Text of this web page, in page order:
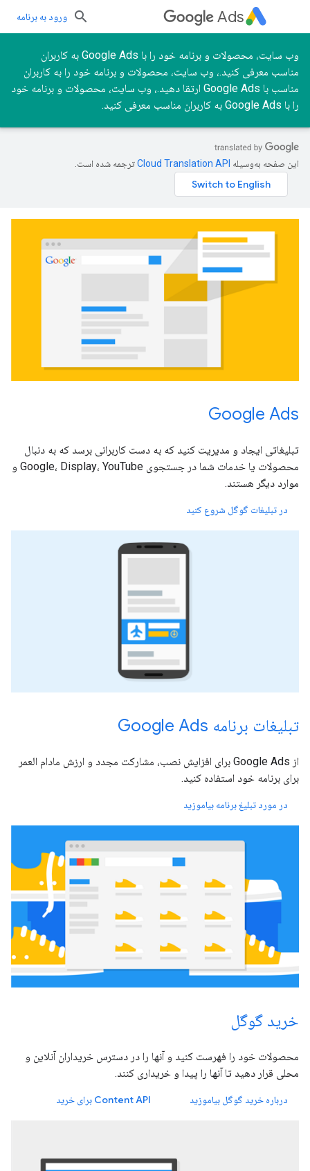
Ads ورود به برنامه
وب سایت، محصولات و برنامه خود را با Google Ads به کاربران
مناسب معرفی کنید.، وب سایت، محصولات و برنامه خود را به کاربران
مناسب با Google Ads ارتقا دهید.، وب سایت، محصولات و برنامه خود
را با Google Ads به کاربران مناسب معرفی کنید.
این صفحه به‌وسیله ترجمه شده است.
Google Ads
تبلیغاتی ایجاد و مدیریت کنید که به دست کاربرانی برسد که به دنبال
محصولات یا خدمات شما در جستجوی Google، Display، YouTube و
موارد دیگر هستند.
در تبلیغات گوگل شروع کنید
تبلیغات برنامه Google Ads
از Google Ads برای افزایش نصب، مشارکت مجدد و ارزش مادام العمر
برای برنامه خود استفاده کنید.
در مورد تبلیغ برنامه بیاموزید
خرید گوگل
محصولات خود را فهرست کنید و آنها را در دسترس خریداران آنلاین و
محلی قرار دهید تا آنها را پیدا و خریداری کنند.
درباره خرید گوگل بیاموزید Content API برای خرید